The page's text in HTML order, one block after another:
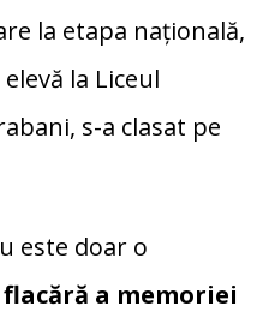
la etapa națională,
elevă la Liceul
, s-a clasat pe
este doar o
flacără a memoriei